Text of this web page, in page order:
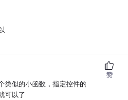
类似的小函数，指定控件的
可以了
赞